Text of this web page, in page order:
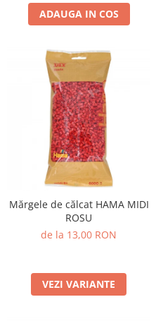
ADAUGA IN COS
Mărgele de călcat HAMA MIDI
ROSU
de la 13,00 RON
VEZI VARIANTE